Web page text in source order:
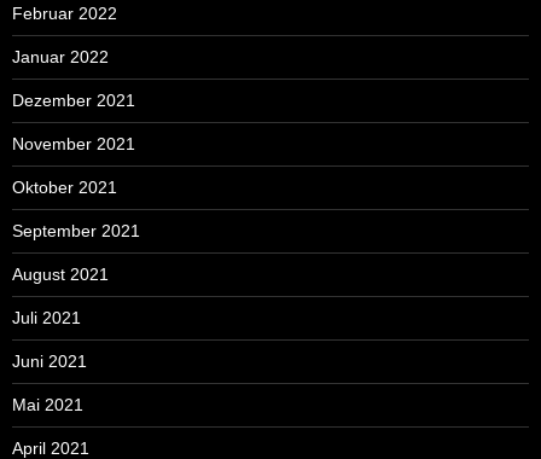
Februar 2022
Januar 2022
Dezember 2021
November 2021
Oktober 2021
September 2021
August 2021
Juli 2021
Juni 2021
Mai 2021
April 2021